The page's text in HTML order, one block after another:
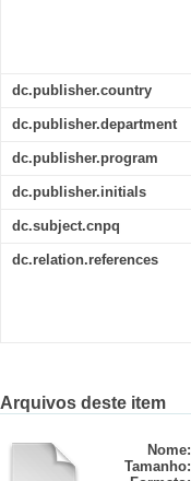
dc.publisher.country
dc.publisher.department
dc.publisher.program
dc.publisher.initials
dc.subject.cnpq
dc.relation.references
Arquivos deste item
Nome:
Tamanho: